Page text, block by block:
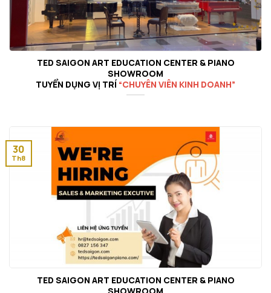
TED SAIGON ART EDUCATION CENTER & PIANO
SHOWROOM
TUYỂN DỤNG VỊ TRÍ “CHUYÊN VIÊN KINH DOANH”
TED SAIGON ART EDUCATION CENTER & PIANO
SHOWROOM
30
Th8